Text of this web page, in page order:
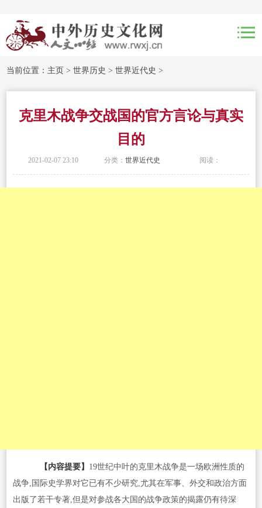
当前位置： 主页 >世界历史 >世界近代史 >
克里木战争交战国的官方言论与真实
目的
2021-02-07 23:10 分类： 世界近代史 阅读：
【内容提要】 19世纪中叶的克里木战争是一场欧洲性质的
战争,国际史学界对它已有不少研究,尤其在军事、外交和政治方面
出版了若干专著,但是对参战各大国的战争政策的揭露仍有待深